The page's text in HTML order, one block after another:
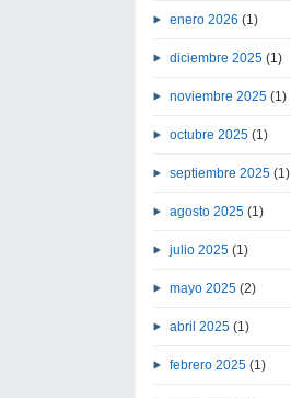
enero 2026 (1)
diciembre 2025(1)
noviembre 2025(1)
octubre 2025(1)
septiembre 2025(1)
agosto 2025(1)
julio 2025(1)
mayo 2025(2)
abril 2025(1)
febrero 2025(1)